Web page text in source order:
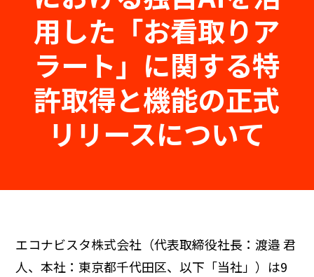
用した「お看取りア
ラート」に関する特
許取得と機能の正式
リリースについて
エコナビスタ株式会社（代表取締役社長：渡邉 君
人、本社：東京都千代田区、以下「当社」）は9